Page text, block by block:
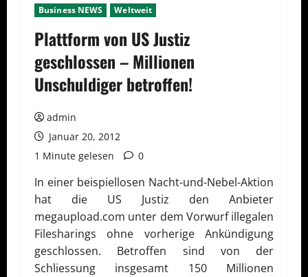
Business NEWS Weltweit
Plattform von US Justiz
geschlossen – Millionen
Unschuldiger betroffen!
admin
Januar 20, 2012
1 Minute gelesen
0
In einer beispiellosen Nacht-und-Nebel-Aktion
hat die US Justiz den Anbieter
megaupload.com unter dem Vorwurf illegalen
Filesharings ohne vorherige Ankündigung
geschlossen. Betroffen sind von der
Schliessung insgesamt 150 Millionen